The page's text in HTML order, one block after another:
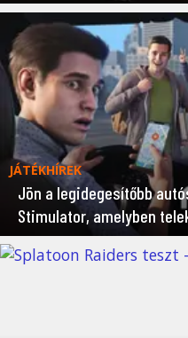
JÁTÉKHÍREK
Jön a legidegesítőbb
Stimulator, amelyben